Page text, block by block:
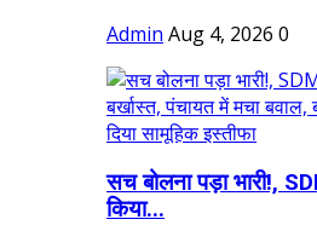
Admin Aug 4, 2026 0
सच बोलना पड़ा भारी!,
किया...